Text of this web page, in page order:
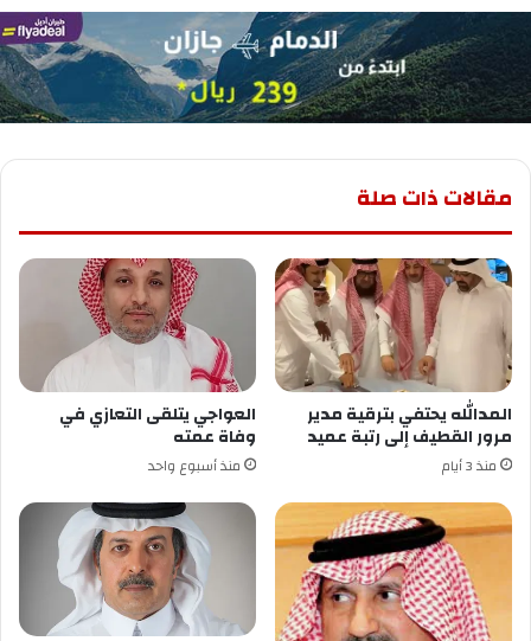
مقالات ذات صلة
المدالله يحتفي بترقية مدير
مرور القطيف إلى رتبة عميد
منذ 3 أيام
العواجي يتلقى التعازي في
وفاة عمته
منذ أسبوع واحد